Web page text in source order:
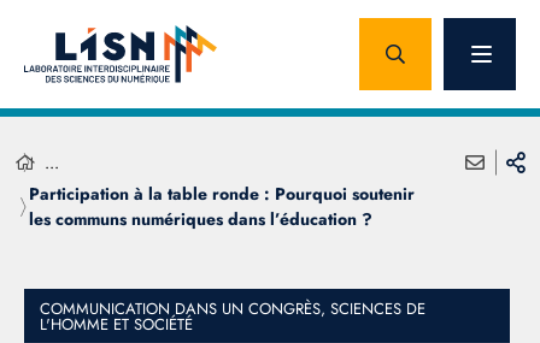
...
Participation à la table ronde : Pourquoi soutenir
les communs numériques dans l’éducation ?
COMMUNICATION DANS UN CONGRÈS, SCIENCES DE
L'HOMME ET SOCIÉTÉ